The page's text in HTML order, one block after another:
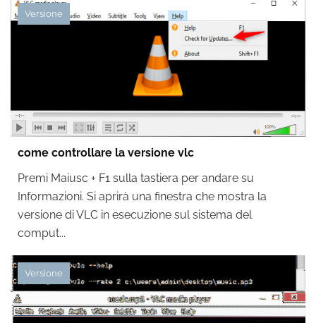
Versione
come controllare la versione vlc
Premi Maiusc + F1 sulla tastiera per andare su
Informazioni. Si aprirà una finestra che mostra la
versione di VLC in esecuzione sul sistema del
comput...
Versione